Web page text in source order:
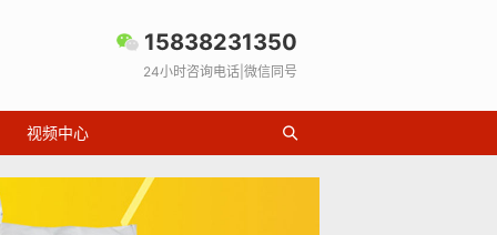
15838231350
24小时咨询电话|微信同号
视频中心